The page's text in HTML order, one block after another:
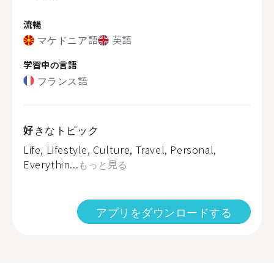
流暢
マケドニア語 英語
学習中の言語
フランス語
好きなトピック
Life, Lifestyle, Culture, Travel, Personal,
Everythin...もっと見る
アプリをダウンロードする